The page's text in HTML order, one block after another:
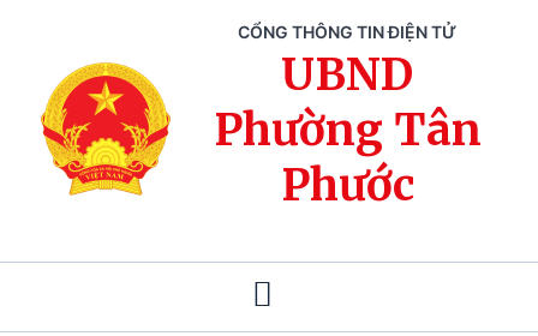
CỔNG THÔNG TIN ĐIỆN TỬ
UBND
Phường Tân
Phước